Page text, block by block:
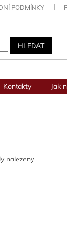
PODMÍNKY
HLEDAT
Kontakty Jak
nalezeny...